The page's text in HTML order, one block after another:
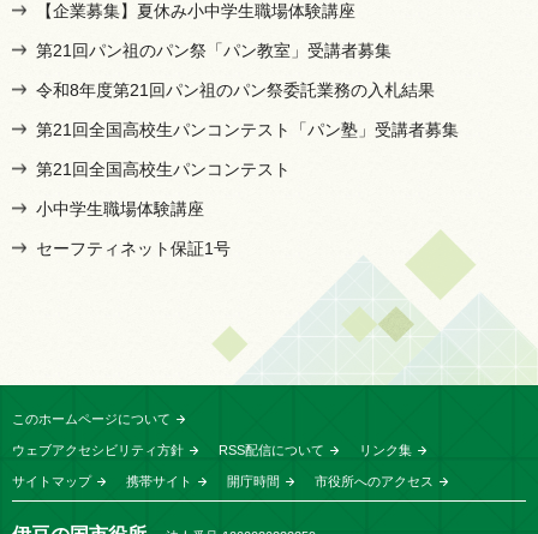
【企業募集】夏休み小中学生職場体験講座
第21回パン祖のパン祭「パン教室」受講者募集
令和8年度第21回パン祖のパン祭委託業務の入札結果
第21回全国高校生パンコンテスト「パン塾」受講者募集
第21回全国高校生パンコンテスト
小中学生職場体験講座
セーフティネット保証1号
このホームページについて
ウェブアクセシビリティ方針 RSS配信について リンク集
サイトマップ 携帯サイト 開庁時間 市役所へのアクセス